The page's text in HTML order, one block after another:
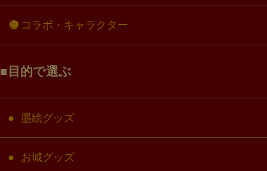
コラボ・キャラクター
目的で選ぶ
墨絵グッズ
お城グッズ